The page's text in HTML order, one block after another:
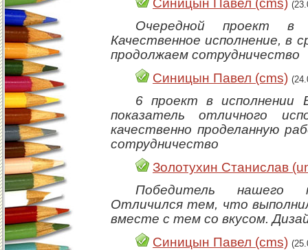
Синицын Павел (cms)
Очередной проект в
Качественное исполнение, в
продолжаем сотрудничество
Синицын Павел (cms)
6 проект в исполнении
показатель отличного
качественно проделанную
сотрудничество
Золотухин Станислав
Победитель нашего
Отличился тем, что
вместе с тем со вкусом.
Синицын Павел (cms)